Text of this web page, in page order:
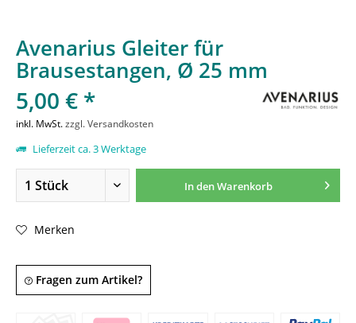
Avenarius Gleiter für
Brausestangen, Ø 25 mm
5,00 € *
inkl. MwSt.zzgl. Versandkosten
Lieferzeit ca. 3 Werktage
In denWarenkorb
Merken
Fragen zum Artikel?